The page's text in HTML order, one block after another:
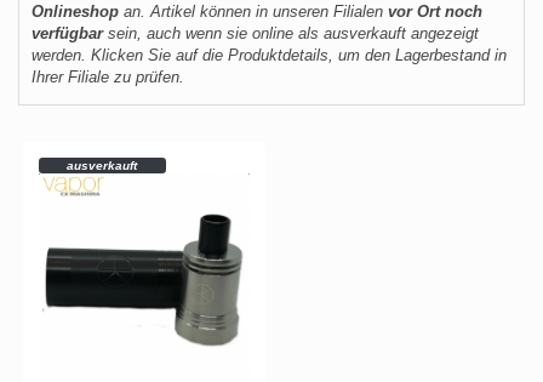
Onlineshop an. Artikel können in unseren Filialen vor Ort noch
verfügbarsein, auch wenn sie online als ausverkauft angezeigt
werden. Klicken Sie auf die Produktdetails, um den Lagerbestand in
Ihrer Filiale zu prüfen.
ausverkauft